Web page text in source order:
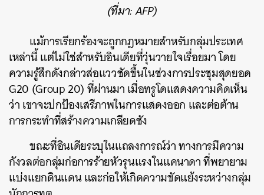
(ที่มา: AFP)
แม้การเรียกร้องจะถูกกฎหมายสำหรับกลุ่มประเทศ
เหล่านี้ แต่ไม่ใช่สำหรับอินเดียที่วุ่นวายใจเรื่อยมา โดย
ความรู้สึกดังกล่าวส่อแววชัดขึ้นในช่วงการประชุมสุดยอด
G20 (Group 20) ที่ผ่านมา เมื่อทรูโดแสดงความคิดเห็น
ว่า เขาจะปกป้องเสรีภาพในการแสดงออก และต่อต้าน
การกระทำที่สร้างความเกลียดชัง
ขณะที่อินเดียระบุในแถลงการณ์ว่า ทางการมีความ
กังวลต่อกลุ่มก่อการร้ายหัวรุนแรงในแคนาดา ที่พยายาม
แบ่งแยกดินแดน และก่อให้เกิดความขัดแย้งระหว่างกลุ่ม